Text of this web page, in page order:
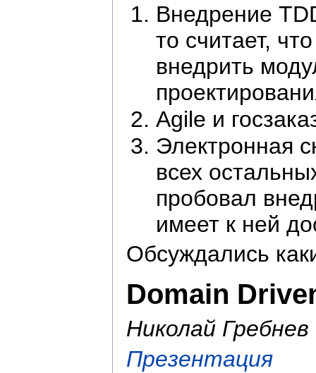
Внедрение
то считает,
внедрить
Agile и
Электронная
всех
пробовал
имеет к ней
Обсуждались
Domain
Николай Гребнев
Презентация